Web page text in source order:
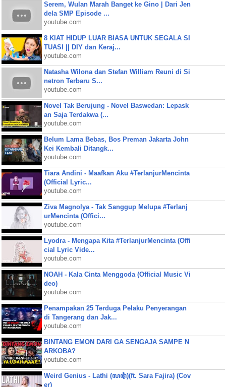
Serem, Wulan Marah Banget ke Gino | Dari Jen
dela SMP Episode ...
youtube.com
8 KIAT HIDUP LUAR BIASA UNTUK SEGALA SI
TUASI || DIY dan Keraj...
youtube.com
Natasha Wilona dan Stefan William Reuni di Si
netron Terbaru S...
youtube.com
Novel Tak Berujung - Novel Baswedan: Lepask
an Saja Terdakwa (...
youtube.com
Belum Lama Bebas, Bos Preman Jakarta John
Kei Kembali Ditangk...
youtube.com
Tiara Andini - Maafkan Aku #TerlanjurMencinta
(Official Lyric...
youtube.com
Ziva Magnolya - Tak Sanggup Melupa #Terlanj
urMencinta (Offici...
youtube.com
Lyodra - Mengapa Kita #TerlanjurMencinta (Offi
cial Lyric Vide...
youtube.com
NOAH - Kala Cinta Menggoda (Official Music Vi
deo)
youtube.com
Penampakan 25 Terduga Pelaku Penyerangan
di Tangerang dan Jak...
youtube.com
BINTANG EMON DARI GA SENGAJA SAMPE N
ARKOBA?
youtube.com
Weird Genius - Lathi (ꦭꦛꦶ)(ft. Sara Fajira) (Cov
er)